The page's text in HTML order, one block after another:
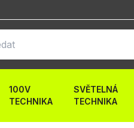
100V
TECHNIKA
SVĚTELNÁ
TECHNIKA